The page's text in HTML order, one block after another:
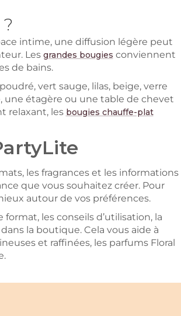
intime, une diffusion légère peut
Les grandes bougies conviennent
de bains.
vert sauge, lilas, beige, verre
une étagère ou une table de chevet
relaxant, les bougies chauffe-plat
les fragrances et les informations
que vous souhaitez créer. Pour
autour de vos préférences.
les conseils d’utilisation, la
la boutique. Cela vous aide à
et raffinées, les parfums Floral